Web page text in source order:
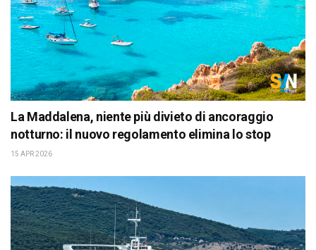
La Maddalena, niente più divieto di ancoraggio
notturno: il nuovo regolamento elimina lo stop
15 APR 2026